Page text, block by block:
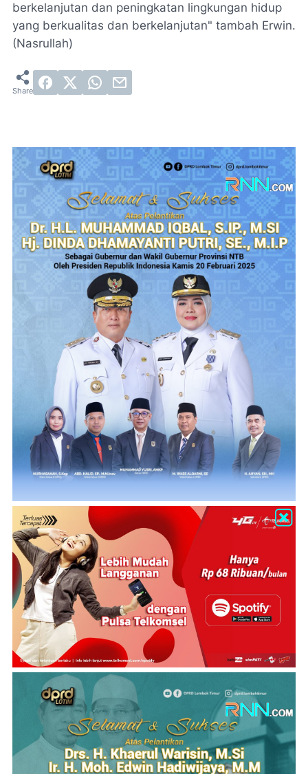
berkelanjutan dan peningkatan lingkungan hidup
yang berkualitas dan berkelanjutan" tambah Erwin.
(Nasrullah)